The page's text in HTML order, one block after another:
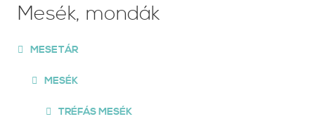
Mesék, mondák
MESETÁR
MESÉK
TRÉFÁS MESÉK